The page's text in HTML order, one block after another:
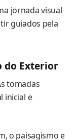
jornada visual
guiados pela
do Exterior
tomadas
inicial e
o paisagismo e